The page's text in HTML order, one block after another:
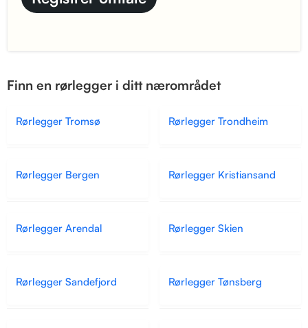
Finn en rørlegger i ditt nærområdet
Rørlegger Tromsø Rørlegger Trondheim
Rørlegger Bergen Rørlegger Kristiansand
Rørlegger Arendal Rørlegger Skien
Rørlegger Sandefjord Rørlegger Tønsberg